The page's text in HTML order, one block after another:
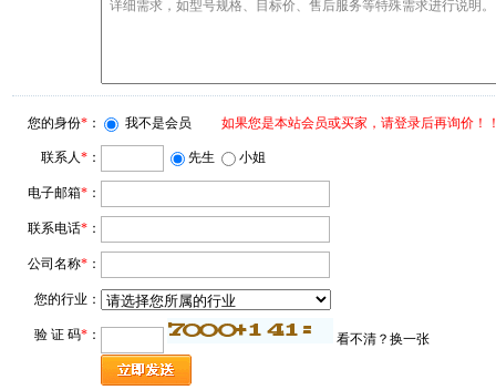
您的身份* ： 我不是会员 如果您是本站会员或买家，请登录后再询价！！
联系人* ： 先生 小姐
电子邮箱* ：
联系电话* ：
公司名称* ：
您的行业：
验 证 码* ： 看不清？ 换一张